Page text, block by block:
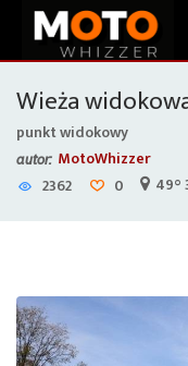
Wieża
punkt widokowy
autor: MotoWhizzer
2362
0 49°